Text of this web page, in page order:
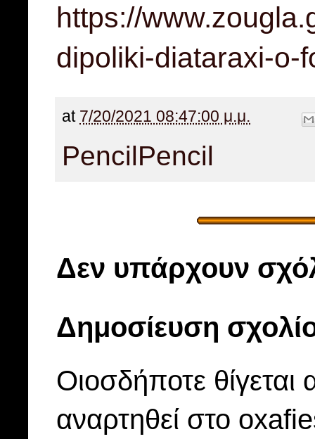
https://
dipoliki-diataraxi-o-
at 7/20/2021 08:47:00 μ.μ.
PencilPencil
Δεν υπάρχουν
Δημοσίευση
Οιοσδήποτε
αναρτηθεί στο